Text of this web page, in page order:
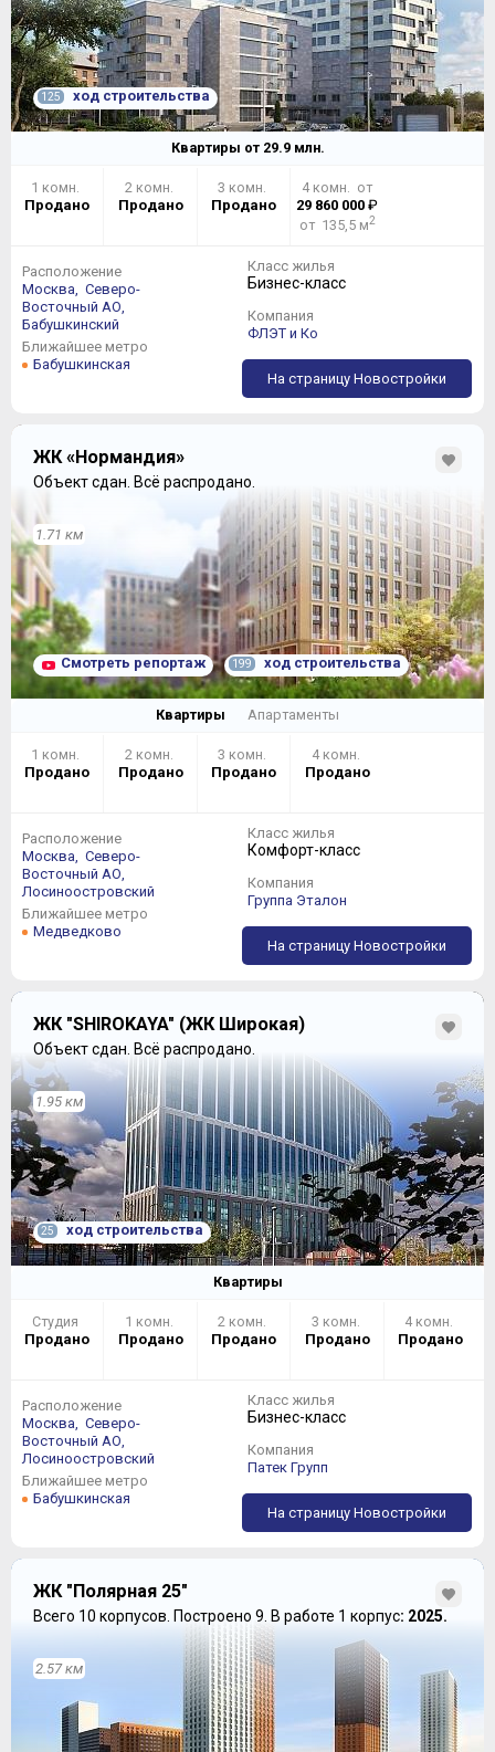
125 ход строительства
Квартиры от 29.9млн.
1 комн.
Продано
2 комн.
Продано
3 комн.
Продано
4 комн. от
29 860 000 ₽
от 135,5 м2
Расположение
Москва,
Северо-
Восточный АО,
Бабушкинский
Ближайшее метро
Бабушкинская
Класс жилья
Бизнес-класс
Компания
ФЛЭТ и Ко
На страницу Новостройки
ЖК «Нормандия»
Объект сдан. Всё распродано.
1.71 км
Смотреть репортаж 199 ход строительства
Квартиры
1 комн.
Продано
2 комн.
Продано
3 комн.
Продано
4 комн.
Продано
Апартаменты
Расположение
Москва,
Северо-
Восточный АО,
Лосиноостровский
Ближайшее метро
Медведково
Класс жилья
Комфорт-класс
Компания
Группа Эталон
На страницу Новостройки
ЖК "SHIROKAYA" (ЖК Широкая)
Объект сдан. Всё распродано.
1.95 км
25 ход строительства
Квартиры
Студия
Продано
1 комн.
Продано
2 комн.
Продано
3 комн.
Продано
4 комн.
Продано
Расположение
Москва,
Северо-
Восточный АО,
Лосиноостровский
Ближайшее метро
Бабушкинская
Класс жилья
Бизнес-класс
Компания
Патек Групп
На страницу Новостройки
ЖК "Полярная 25"
Всего 10 корпусов. Построено 9. В работе 1 корпус: 2025.
2.57 км